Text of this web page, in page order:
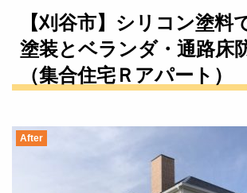
【刈谷市】シリコン塗料
塗装とベランダ・通路床
（集合住宅Ｒアパート）
After